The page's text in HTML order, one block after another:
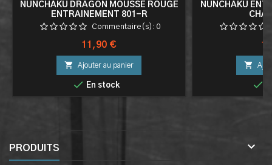
NUNCHAKU DRAGON MOUSSE ROUGE
ENTRAINEMENT 801-R
Commentaire(s): 0
Prix
11,90 €
 Ajouter au panier
 En stock
NUNCHAKU


PRODUITS 